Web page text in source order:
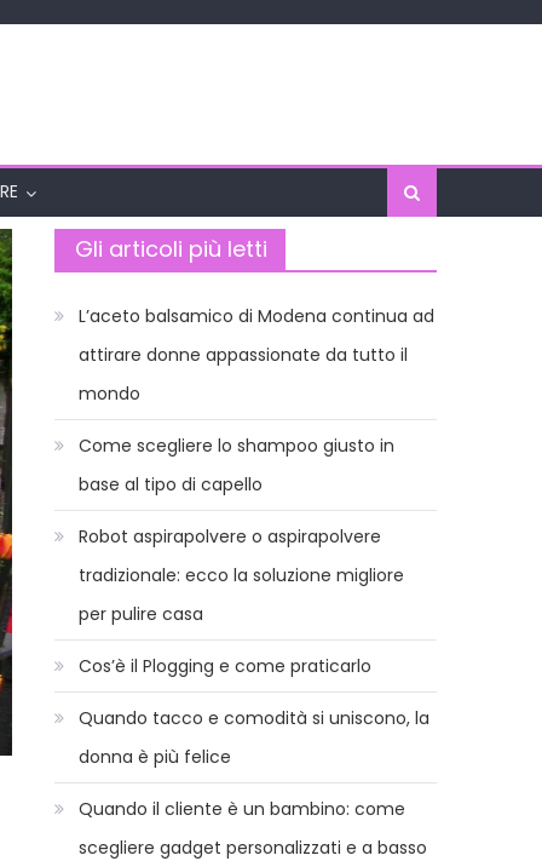
Gli articoli più letti
L’aceto balsamico di Modena continua ad
attirare donne appassionate da tutto il
mondo
Come scegliere lo shampoo giusto in
base al tipo di capello
Robot aspirapolvere o aspirapolvere
tradizionale: ecco la soluzione migliore
per pulire casa
Cos’è il Plogging e come praticarlo
Quando tacco e comodità si uniscono, la
donna è più felice
Quando il cliente è un bambino: come
scegliere gadget personalizzati e a basso